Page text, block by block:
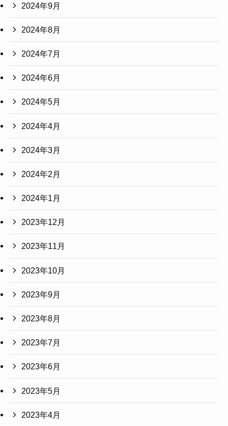
2024年9月
2024年8月
2024年7月
2024年6月
2024年5月
2024年4月
2024年3月
2024年2月
2024年1月
2023年12月
2023年11月
2023年10月
2023年9月
2023年8月
2023年7月
2023年6月
2023年5月
2023年4月